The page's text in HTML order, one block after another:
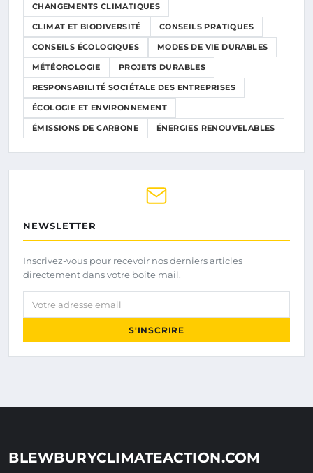
CHANGEMENTS CLIMATIQUES
CLIMAT ET BIODIVERSITÉ CONSEILS PRATIQUES
CONSEILS ÉCOLOGIQUES MODES DE VIE DURABLES
MÉTÉOROLOGIE PROJETS DURABLES
RESPONSABILITÉ SOCIÉTALE DES ENTREPRISES
ÉCOLOGIE ET ENVIRONNEMENT
ÉMISSIONS DE CARBONE ÉNERGIES RENOUVELABLES
NEWSLETTER
Inscrivez-vous pour recevoir nos derniers articles
directement dans votre boîte mail.
Votre adresse email
S'INSCRIRE
BLEWBURYCLIMATEACTION.COM